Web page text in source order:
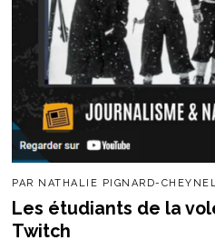
PAR NATHALIE PIGNARD-
Les étudiants de la
Twitch